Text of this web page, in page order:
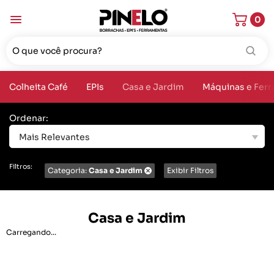
0
Colheita Café EPIs Casa e Jardim Máquinas e
Ordenar:
Mais Relevantes
Filtros: Categoria: Casa e Jardim Exibir Filtros
Casa e Jardim
Carregando...